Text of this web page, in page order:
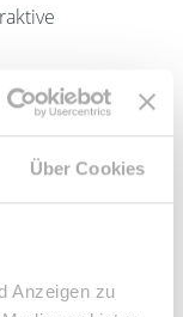
Über Cookies
Anzeigen zu